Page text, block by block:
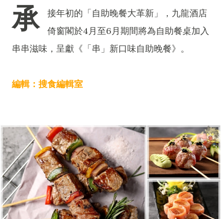
承
接年初的「自助晚餐大革新」，九龍酒店
倚窗閣於4月至6月期間將為自助餐桌加入
串串滋味，呈獻《「串」新口味自助晚餐》。
編輯：搜食編輯室